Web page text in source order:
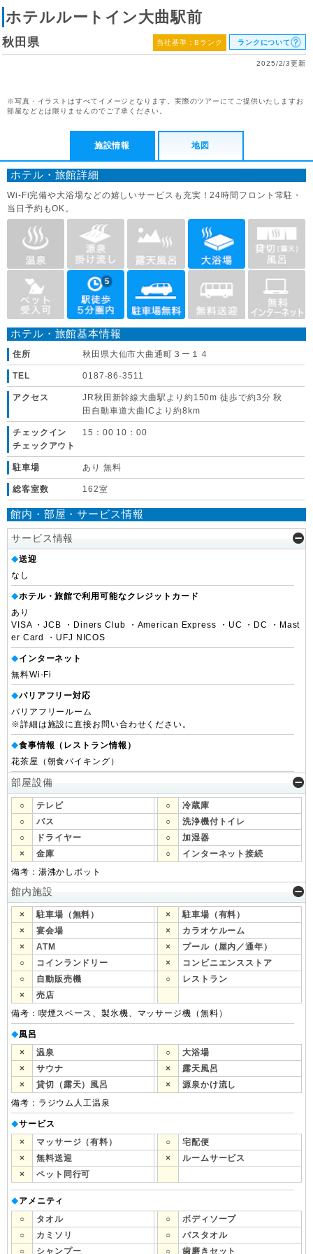
ホテルルートイン大曲駅前
秋田県 当社基準：Bランク ランクについて
2025/2/3更新
※写真・イラストはすべてイメージとなります。実際のツアーにてご提供いたしますお
部屋などとは限りませんのでご了承ください。
施設情報 地図
ホテル・旅館詳細
Wi-Fi完備や大浴場などの嬉しいサービスも充実！24時間フロント常駐・
当日予約もOK。
ホテル・旅館基本情報
住所 秋田県大仙市大曲通町３ー１４
TEL 0187-86-3511
アクセス
JR秋田新幹線大曲駅より約150m 徒歩で約3分 秋
田自動車道大曲ICより約8km
チェックイン
チェックアウト
15：00 10：00
駐車場 あり 無料
総客室数 162室
館内・部屋・サービス情報
サービス情報
◆送迎
なし
◆ホテル・旅館で利用可能なクレジットカード
あり
VISA ・JCB ・Diners Club ・American Express ・UC ・DC ・Mast
er Card ・UFJ NICOS
◆インターネット
無料Wi-Fi
◆バリアフリー対応
バリアフリールーム
※詳細は施設に直接お問い合わせください。
◆食事情報（レストラン情報）
花茶屋（朝食バイキング）
部屋設備
○ テレビ ○
冷蔵庫
○
バス ○
洗浄機付トイレ
○
ドライヤー ○
加湿器
×
金庫 ○
インターネット接続
備考：湯沸かしポット
館内施設
× 駐車場（無料） ×
駐車場（有料）
×
宴会場 ×
カラオケルーム
×
ATM ×
プール（屋内／通年）
○
コインランドリー ×
コンビニエンスストア
○
自動販売機 ○
レストラン
×
売店
備考：喫煙スペース、製氷機、マッサージ機（無料）
◆風呂
×
温泉 ○
大浴場
×
サウナ ×
露天風呂
×
貸切（露天）風呂 ×
源泉かけ流し
備考：ラジウム人工温泉
◆サービス
×
マッサージ（有料） ○
宅配便
×
無料送迎 ×
ルームサービス
×
ペット同行可
◆アメニティ
○
タオル ○
ボディソープ
○
カミソリ ○
バスタオル
○
シャンプー ○ 歯磨きセット